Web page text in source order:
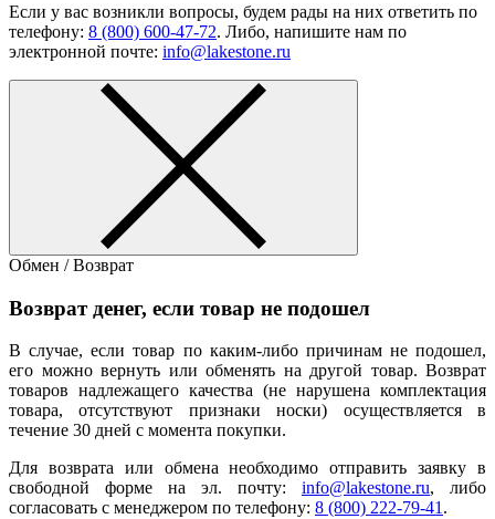
Если у вас возникли вопросы, будем рады на них ответить по
телефону: 8 (800) 600-47-72. Либо, напишите нам по
электронной почте: info@lakestone.ru
Обмен / Возврат
Возврат денег, если товар не подошел
В случае, если товар по каким-либо причинам не подошел,
его можно вернуть или обменять на другой товар. Возврат
товаров надлежащего качества (не нарушена комплектация
товара, отсутствуют признаки носки) осуществляется в
течение 30 дней с момента покупки.
Для возврата или обмена необходимо отправить заявку в
свободной форме на эл. почту: info@lakestone.ru, либо
согласовать с менеджером по телефону: 8 (800) 222-79-41 .